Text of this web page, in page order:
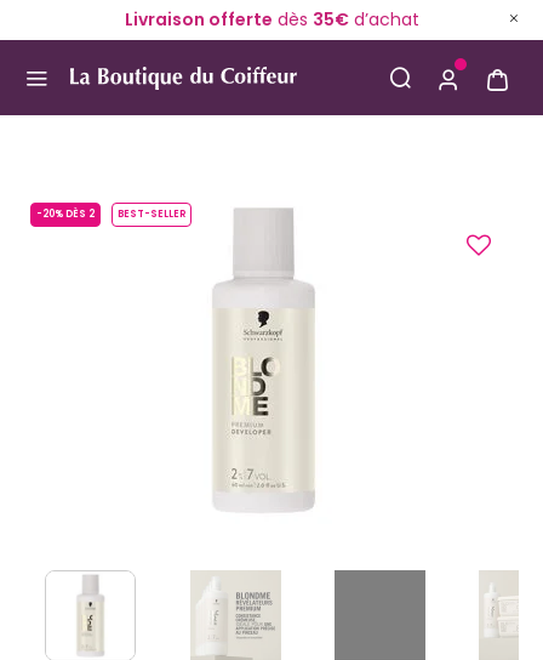
Livraison offerte dès 35€d’achat
-20% DÈS 2 BEST-SELLER